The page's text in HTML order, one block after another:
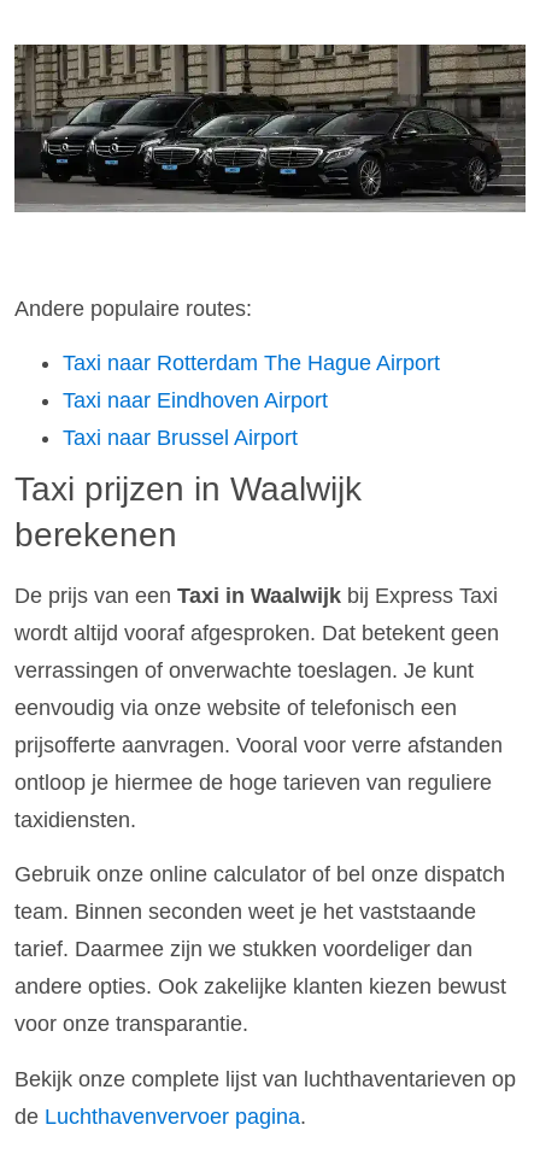
Andere populaire routes:
Taxi naar Rotterdam The Hague Airport
Taxi naar Eindhoven Airport
Taxi naar Brussel Airport
Taxi prijzen in Waalwijk
berekenen
De prijs van een Taxi in Waalwijk bij Express Taxi
wordt altijd vooraf afgesproken. Dat betekent geen
verrassingen of onverwachte toeslagen. Je kunt
eenvoudig via onze website of telefonisch een
prijsofferte aanvragen. Vooral voor verre afstanden
ontloop je hiermee de hoge tarieven van reguliere
taxidiensten.
Gebruik onze online calculator of bel onze dispatch
team. Binnen seconden weet je het vaststaande
tarief. Daarmee zijn we stukken voordeliger dan
andere opties. Ook zakelijke klanten kiezen bewust
voor onze transparantie.
Bekijk onze complete lijst van luchthaventarieven op
de Luchthavenvervoer pagina.